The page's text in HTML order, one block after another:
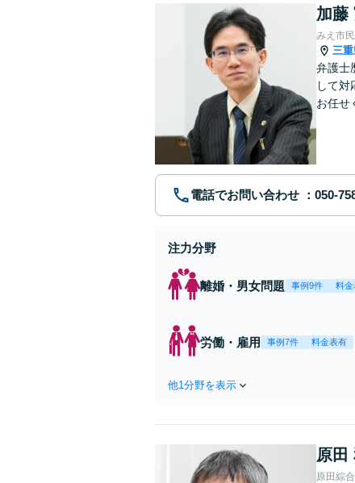
加藤
みえ市
三
弁護士
して対
お任せ
電話でお問い合わせ
注力分野
離婚・男女問題 事例9件 料金
労働・雇用 事例7件 料金表有
他1分野を表示
原田
原田綜